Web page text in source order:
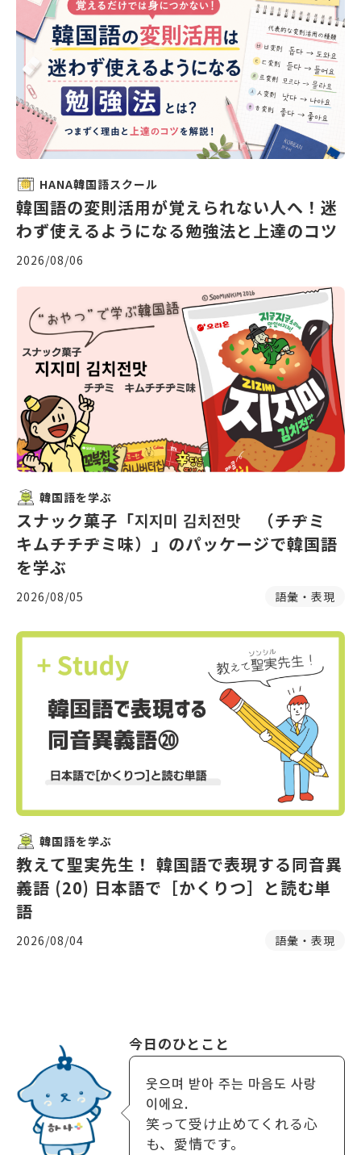
HANA韓国語スクール
韓国語の変則活用が覚えられない人へ！迷
わず使えるようになる勉強法と上達のコツ
2026/08/06
韓国語を学ぶ
スナック菓子「지지미 김치전맛 （チヂミ
キムチチヂミ味）」のパッケージで韓国語
を学ぶ
2026/08/05 語彙・表現
韓国語を学ぶ
教えて聖実先生！ 韓国語で表現する同音異
義語 (20) 日本語で［かくりつ］と読む単
語
2026/08/04 語彙・表現
今日のひとこと
웃으며 받아 주는 마음도 사랑
이에요.
笑って受け止めてくれる心
も、愛情です。